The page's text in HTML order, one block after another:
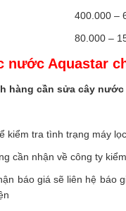
400.000 –
80.000 –
nước Aquastar
hàng cần sửa cây
kiểm tra tình trạng máy
cần nhận về công ty
báo giá sẽ liên hệ